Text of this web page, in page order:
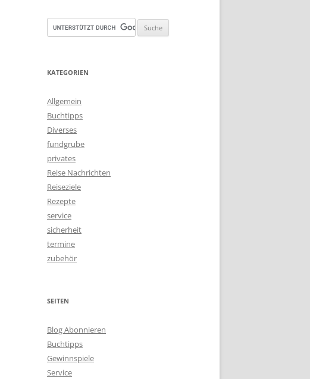
KATEGORIEN
Allgemein
Buchtipps
Diverses
fundgrube
privates
Reise Nachrichten
Reiseziele
Rezepte
service
sicherheit
termine
zubehör
SEITEN
Blog Abonnieren
Buchtipps
Gewinnspiele
Service